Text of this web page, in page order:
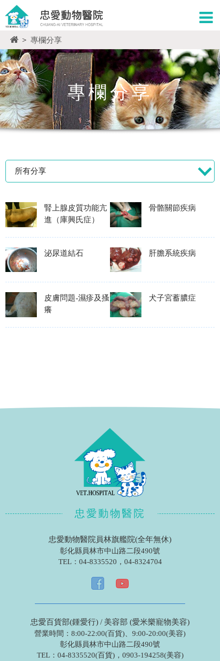
> 專欄分享
專欄分享
所有分享
腎上腺皮質功能亢
進（庫興氏症）
骨骼關節疾病
泌尿道結石 肝膽系統疾病
皮膚問題-濕疹及搔
癢
犬子宮蓄膿症
忠愛動物醫院
忠愛動物醫院員林旗艦院(全年無休)
彰化縣員林市中山路二段490號
TEL： 04-8335520 ， 04-8324704
忠愛百貨部(鍾愛行) / 美容部 (愛米樂寵物美容)
營業時間：8:00-22:00(百貨)、9:00-20:00(美容)
彰化縣員林市中山路二段490號
TEL： 04-8335520(百貨)， 0903-194258(美容)